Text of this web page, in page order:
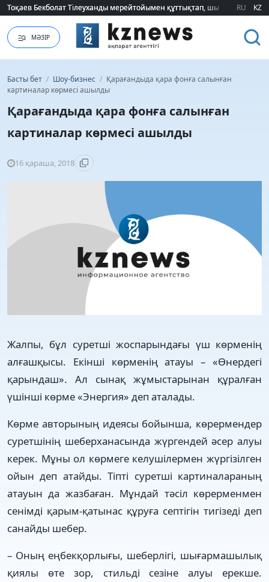
Тоқаев Бекболат Тілеуханды мерейтойымен құттықтап, шығармашылық
Тоқаев Бекболат Тілеуханды мерейтойымен құттықтап, шығармашылық
RU KZ
МӘЗІР
Басты бет / Шоу-бизнес / Қарағандыда қара фонға салынған
картиналар көрмесі ашылды
Қарағандыда қара фонға салынған
картиналар көрмесі ашылды
16 қараша, 2018
Жалпы, бұл суретші жоспарындағы үш көрменің
алғашқысы. Екінші көрменің атауы – «Өнердегі
қарындаш». Ал сынақ жұмыстарынан құралған
үшінші көрме «Энергия» деп аталады.
Көрме авторының идеясы бойынша, көрермендер
суретшінің шеберханасында жүргендей әсер алуы
керек. Мұны ол көрмеге келушілермен жүргізілген
ойын деп атайды. Тіпті суретші картиналараның
атауын да жазбаған. Мұндай тәсіл көрерменмен
сенімді қарым-қатынас құруға септігін тигізеді деп
санайды шебер.
– Оның еңбекқорлығы, шеберлігі, шығармашылық
қиялы өте зор, стильді сезіне алуы ерекше.